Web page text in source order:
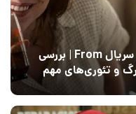
فصل پنجم سریال From | بررسی
12 مرداد 1405